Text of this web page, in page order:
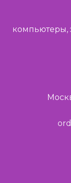
компьютеры,